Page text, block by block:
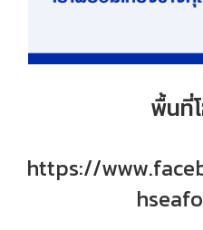
พื้นที่
https://